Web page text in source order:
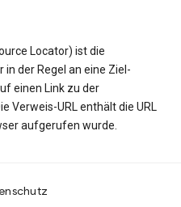
Locator) ist die
in der Regel an eine Ziel-
einen Link zu der
Verweis-URL enthält die URL
aufgerufen wurde.